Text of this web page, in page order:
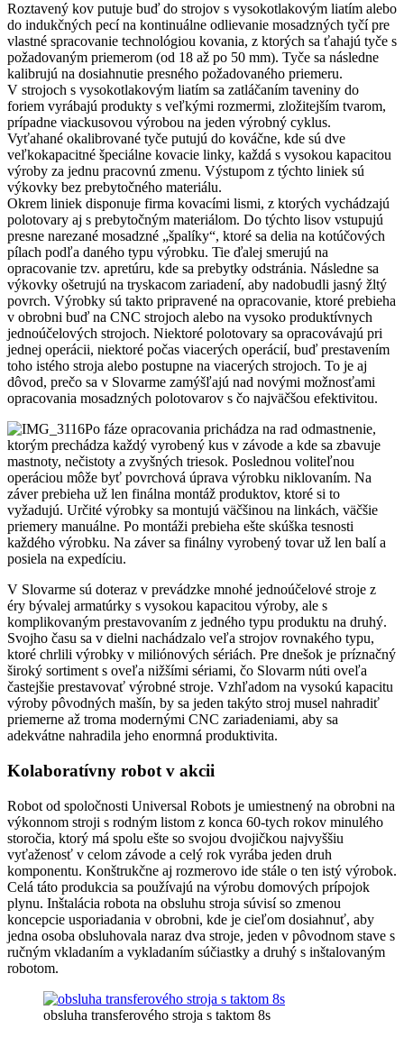
Roztavený kov putuje buď do strojov s vysokotlakovým liatím alebo
do indukčných pecí na kontinuálne odlievanie mosadzných tyčí pre
vlastné spracovanie technológiou kovania, z ktorých sa ťahajú tyče s
požadovaným priemerom (od 18 až po 50 mm). Tyče sa následne
kalibrujú na dosiahnutie presného požadovaného priemeru.
V strojoch s vysokotlakovým liatím sa zatláčaním taveniny do
foriem vyrábajú produkty s veľkými rozmermi, zložitejším tvarom,
prípadne viackusovou výrobou na jeden výrobný cyklus.
Vyťahané okalibrované tyče putujú do kováčne, kde sú dve
veľkokapacitné špeciálne kovacie linky, každá s vysokou kapacitou
výroby za jednu pracovnú zmenu. Výstupom z týchto liniek sú
výkovky bez prebytočného materiálu.
Okrem liniek disponuje firma kovacími lismi, z ktorých vychádzajú
polotovary aj s prebytočným materiálom. Do týchto lisov vstupujú
presne narezané mosadzné „špalíky“, ktoré sa delia na kotúčových
pílach podľa daného typu výrobku. Tie ďalej smerujú na
opracovanie tzv. apretúru, kde sa prebytky odstránia. Následne sa
výkovky ošetrujú na tryskacom zariadení, aby nadobudli jasný žltý
povrch. Výrobky sú takto pripravené na opracovanie, ktoré prebieha
v obrobni buď na CNC strojoch alebo na vysoko produktívnych
jednoúčelových strojoch. Niektoré polotovary sa opracovávajú pri
jednej operácii, niektoré počas viacerých operácií, buď prestavením
toho istého stroja alebo postupne na viacerých strojoch. To je aj
dôvod, prečo sa v Slovarme zamýšľajú nad novými možnosťami
opracovania mosadzných polotovarov s čo najväčšou efektivitou.
Po fáze opracovania prichádza na rad odmastnenie,
ktorým prechádza každý vyrobený kus v závode a kde sa zbavuje
mastnoty, nečistoty a zvyšných triesok. Poslednou voliteľnou
operáciou môže byť povrchová úprava výrobku niklovaním. Na
záver prebieha už len finálna montáž produktov, ktoré si to
vyžadujú. Určité výrobky sa montujú väčšinou na linkách, väčšie
priemery manuálne. Po montáži prebieha ešte skúška tesnosti
každého výrobku. Na záver sa finálny vyrobený tovar už len balí a
posiela na expedíciu.
V Slovarme sú doteraz v prevádzke mnohé jednoúčelové stroje z
éry bývalej armatúrky s vysokou kapacitou výroby, ale s
komplikovaným prestavovaním z jedného typu produktu na druhý.
Svojho času sa v dielni nachádzalo veľa strojov rovnakého typu,
ktoré chrlili výrobky v miliónových sériách. Pre dnešok je príznačný
široký sortiment s oveľa nižšími sériami, čo Slovarm núti oveľa
častejšie prestavovať výrobné stroje. Vzhľadom na vysokú kapacitu
výroby pôvodných mašín, by sa jeden takýto stroj musel nahradiť
priemerne až troma modernými CNC zariadeniami, aby sa
adekvátne nahradila jeho enormná produktivita.
Kolaboratívny robot v akcii
Robot od spoločnosti Universal Robots je umiestnený na obrobni na
výkonnom stroji s rodným listom z konca 60-tych rokov minulého
storočia, ktorý má spolu ešte so svojou dvojičkou najvyššiu
vyťaženosť v celom závode a celý rok vyrába jeden druh
komponentu. Konštrukčne aj rozmerovo ide stále o ten istý výrobok.
Celá táto produkcia sa používajú na výrobu domových prípojok
plynu. Inštalácia robota na obsluhu stroja súvisí so zmenou
koncepcie usporiadania v obrobni, kde je cieľom dosiahnuť, aby
jedna osoba obsluhovala naraz dva stroje, jeden v pôvodnom stave s
ručným vkladaním a vykladaním súčiastky a druhý s inštalovaným
robotom.
obsluha transferového stroja s taktom 8s